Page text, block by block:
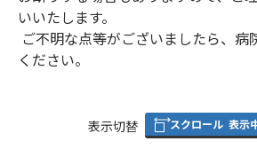
いいたします。
ご不明な点等がございましたら、病
ください。
表
表示切替 スクロール 表示